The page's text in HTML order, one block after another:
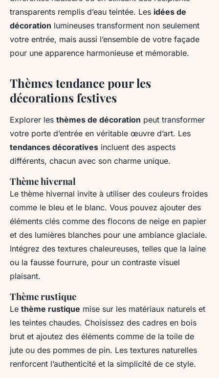
transparents remplis d’eau teintée. Les idées de
décoration lumineuses transforment non seulement
votre entrée, mais aussi l’ensemble de votre façade
pour une apparence harmonieuse et mémorable.
Thèmes tendance pour les
décorations festives
Explorer les thèmes de décoration peut transformer
votre porte d’entrée en véritable œuvre d’art. Les
tendances décoratives incluent des aspects
différents, chacun avec son charme unique.
Thème hivernal
Le thème hivernal invite à utiliser des couleurs froides
comme le bleu et le blanc. Vous pouvez ajouter des
éléments clés comme des flocons de neige en papier
et des lumières blanches pour une ambiance glaciale.
Intégrez des textures chaleureuses, telles que la laine
ou la fausse fourrure, pour un contraste visuel
plaisant.
Thème rustique
Le thème rustique mise sur les matériaux naturels et
les teintes chaudes. Choisissez des cadres en bois
brut et ajoutez des éléments comme de la toile de
jute ou des pommes de pin. Les textures naturelles
renforcent l’authenticité et la simplicité de ce style.